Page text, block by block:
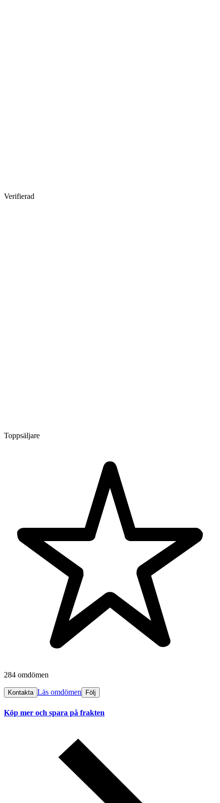
Verifierad
Toppsäljare
284 omdömen
Kontakta Läs omdömen Följ
Köp mer och spara på frakten